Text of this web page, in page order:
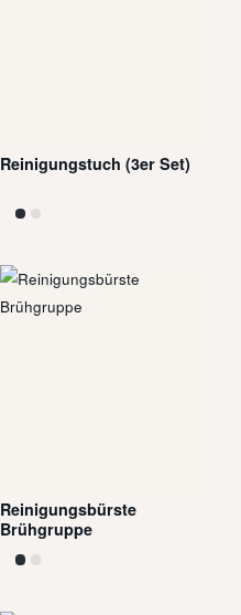
Reinigungstuch (3er Set)
Reinigungsbürste
Brühgruppe